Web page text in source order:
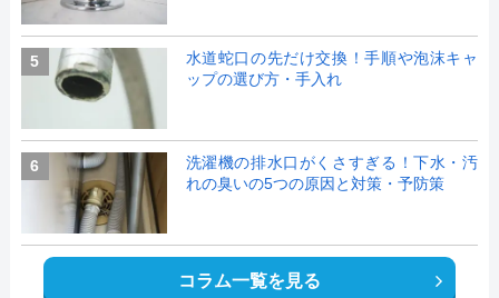
5
水道蛇口の先だけ交換！手順や泡沫キャ
ップの選び方・手入れ
6
洗濯機の排水口がくさすぎる！下水・汚
れの臭いの5つの原因と対策・予防策
コラム一覧を見る